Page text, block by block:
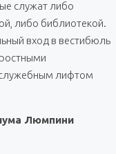
служат либо
либо библиотекой.
вход в вестибюль
лифтом
Люмпини